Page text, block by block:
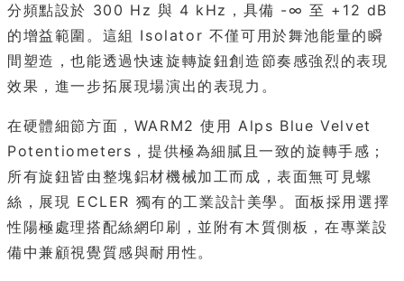
分頻點設於 300 Hz 與 4 kHz，具備 -∞ 至 +12 dB
的增益範圍。這組 Isolator 不僅可用於舞池能量的瞬
間塑造，也能透過快速旋轉旋鈕創造節奏感強烈的表現
效果，進一步拓展現場演出的表現力。
在硬體細節方面，WARM2 使用 Alps Blue Velvet
Potentiometers，提供極為細膩且一致的旋轉手感；
所有旋鈕皆由整塊鋁材機械加工而成，表面無可見螺
絲，展現 ECLER 獨有的工業設計美學。面板採用選擇
性陽極處理搭配絲網印刷，並附有木質側板，在專業設
備中兼顧視覺質感與耐用性。